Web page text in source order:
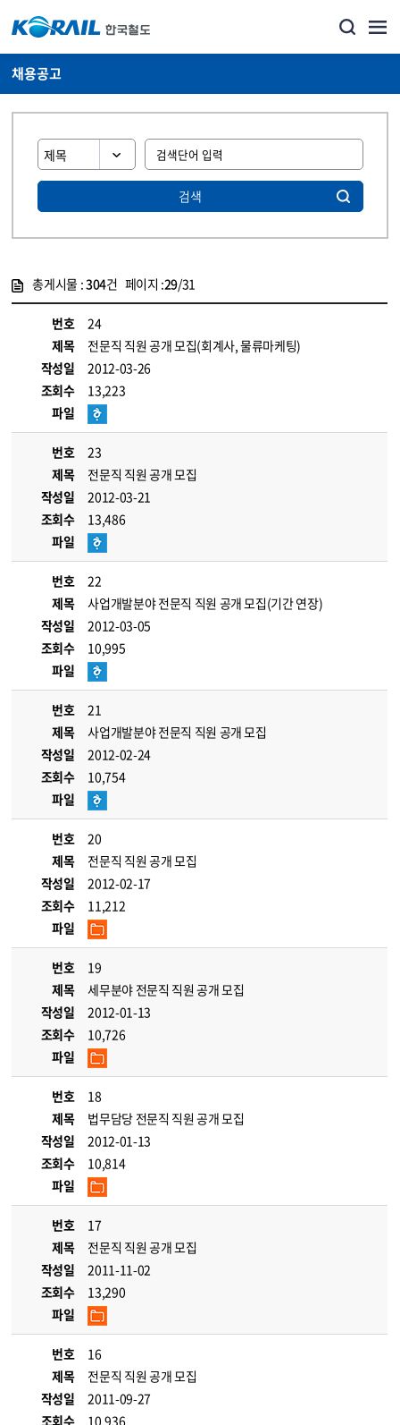
채용공고
검색
총게시물 :304건 페이지 :29/31
번호
24
제목
전문직 직원 공개 모집(회계사, 물류마케팅)
작성일
2012-03-26
조회수
13,223
파일
번호
23
제목
전문직 직원 공개 모집
작성일
2012-03-21
조회수
13,486
파일
번호
22
제목
사업개발분야 전문직 직원 공개 모집(기간 연장)
작성일
2012-03-05
조회수
10,995
파일
번호
21
제목
사업개발분야 전문직 직원 공개 모집
작성일
2012-02-24
조회수
10,754
파일
번호
20
제목
전문직 직원 공개 모집
작성일
2012-02-17
조회수
11,212
파일
번호
19
제목
세무분야 전문직 직원 공개 모집
작성일
2012-01-13
조회수
10,726
파일
번호
18
제목
법무담당 전문직 직원 공개 모집
작성일
2012-01-13
조회수
10,814
파일
번호
17
제목
전문직 직원 공개 모집
작성일
2011-11-02
조회수
13,290
파일
번호
16
제목
전문직 직원 공개 모집
작성일
2011-09-27
조회수
10,936